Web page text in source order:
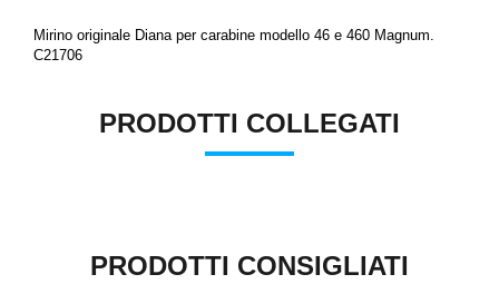
Mirino originale Diana per carabine modello 46 e 460 Magnum.
C21706
PRODOTTI COLLEGATI
PRODOTTI CONSIGLIATI